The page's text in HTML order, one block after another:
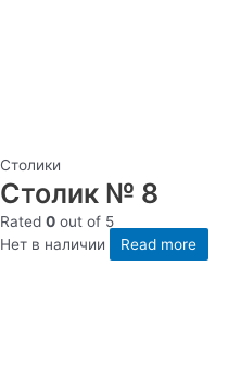
Столики
Столик № 8
Rated 0 out of 5
Нет в наличии
Read more